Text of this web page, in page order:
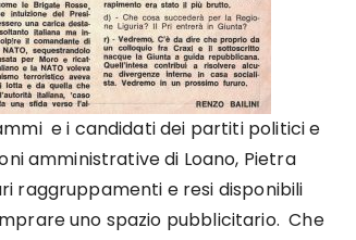
e i candidati dei partiti politici e
amministrative di Loano, Pietra
raggruppamenti e resi disponibili
uno spazio pubblicitario. Che